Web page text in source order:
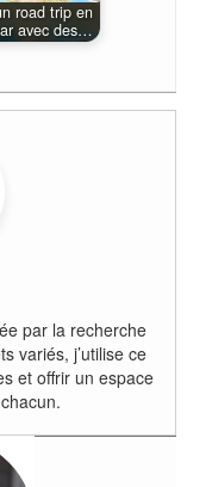
road trip en
avec des…
par la recherche
variés, j’utilise ce
et offrir un espace